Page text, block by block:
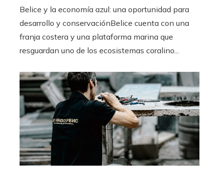
Belice y la economía azul: una oportunidad para
desarrollo y conservaciónBelice cuenta con una
franja costera y una plataforma marina que
resguardan uno de los ecosistemas coralino...